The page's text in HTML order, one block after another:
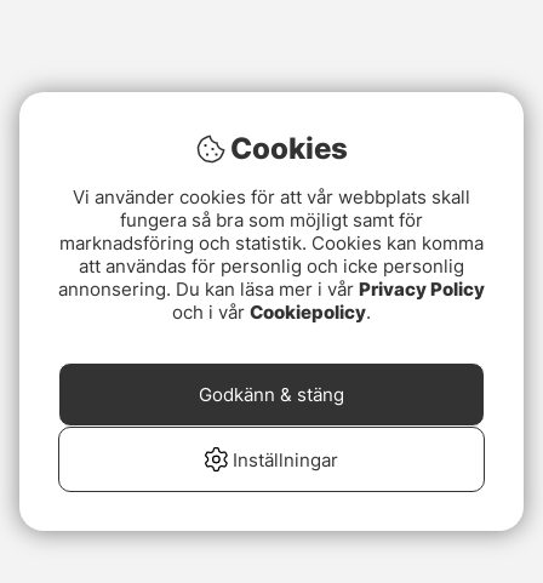
Cookies
Vi använder cookies för att vår webbplats skall
fungera så bra som möjligt samt för
marknadsföring och statistik. Cookies kan komma
att användas för personlig och icke personlig
annonsering. Du kan läsa mer i vår Privacy Policy
och i vår Cookiepolicy.
Inställningar
Godkänn & stäng